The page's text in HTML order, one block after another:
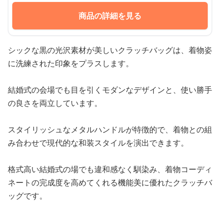
商品の詳細を見る
シックな黒の光沢素材が美しいクラッチバッグは、着物姿
に洗練された印象をプラスします。
結婚式の会場でも目を引くモダンなデザインと、使い勝手
の良さを両立しています。
スタイリッシュなメタルハンドルが特徴的で、着物との組
み合わせで現代的な和装スタイルを演出できます。
格式高い結婚式の場でも違和感なく馴染み、着物コーディ
ネートの完成度を高めてくれる機能美に優れたクラッチバ
ッグです。